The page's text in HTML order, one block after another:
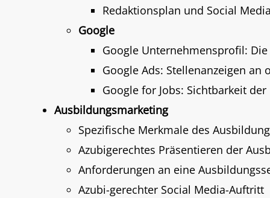
Redaktionsplan und Social
Google
Google Unternehmensprofil:
Google Ads: Stellenanzeigen an
Google for Jobs: Sichtbarkeit
Ausbildungsmarketing
Spezifische Merkmale des
Azubigerechtes Präsentieren der
Anforderungen an eine
Azubi-gerechter Social Media-Auftritt